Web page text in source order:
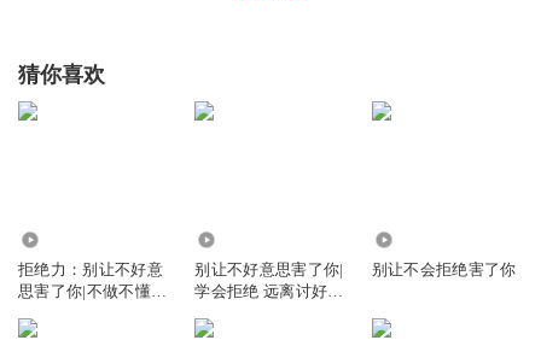
猜你喜欢
拒绝力：别让不好意
思害了你|不做不懂拒
别让不好意思害了你|
学会拒绝 远离讨好内
别让不会拒绝害了你